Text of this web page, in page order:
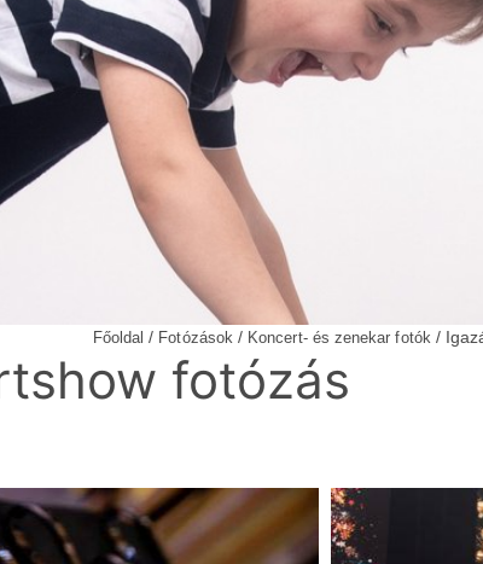
Főoldal / Fotózások / Koncert- és zenekar fotók /
fotózás